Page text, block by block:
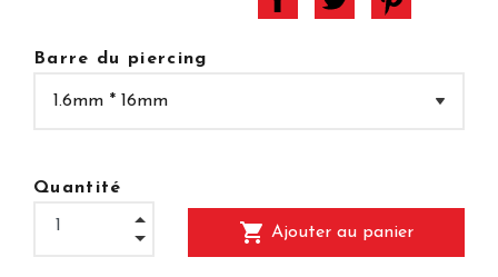
Barre du piercing
Quantité
shopping_cart Ajouter au panier